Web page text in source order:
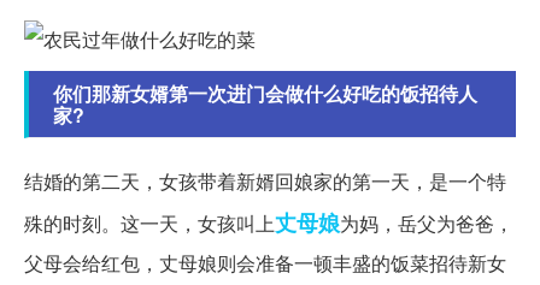
你们那新女婿第一次进门会做什么好吃的饭招待人
家?
结婚的第二天，女孩带着新婿回娘家的第一天，是一个特
殊的时刻。这一天，女孩叫上丈母娘为妈，岳父为爸爸，
父母会给红包，丈母娘则会准备一顿丰盛的饭菜招待新女